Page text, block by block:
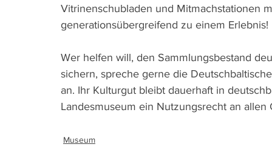
Vitrinenschubladen und Mitmachstationen
generationsübergreifend zu einem Erlebnis!
Wer helfen will, den Sammlungsbestand
sichern, spreche gerne die
an. Ihr Kulturgut bleibt dauerhaft in
Landesmuseum ein Nutzungsrecht an allen
Museum